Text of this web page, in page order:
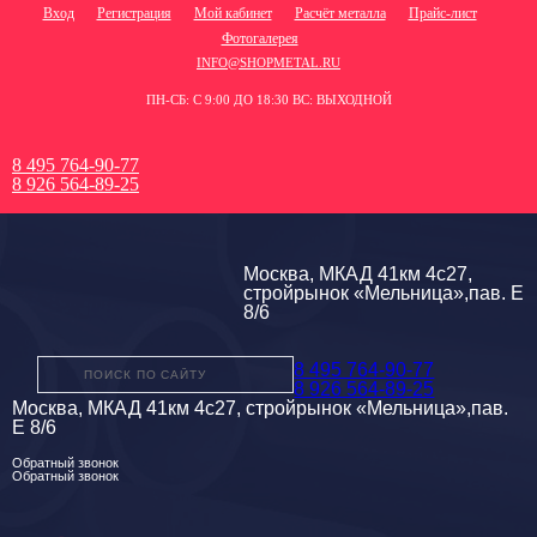
Вход Регистрация Мой кабинет Расчёт металла
Прайс-лист
Фотогалерея
INFO@SHOPMETAL.RU
ПН-СБ: С 9:00 ДО 18:30 ВС: ВЫХОДНОЙ
8 495 764-90-77
8 926 564-89-25
Москва, МКАД 41км 4с27,
стройрынок «Мельница»,пав. Е
8/6
8 495 764-90-77
8 926 564-89-25
Москва, МКАД 41км 4с27, стройрынок «Мельница»,пав.
Е 8/6
Обратный звонок
Обратный звонок